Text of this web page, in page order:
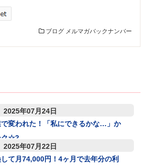
ブログ メルマガバックナンバー
2025年07月24日
変われた！「私にできるかな…」か
ク☆2
2025年07月22日
て月74,000円！4ヶ月で去年分の利